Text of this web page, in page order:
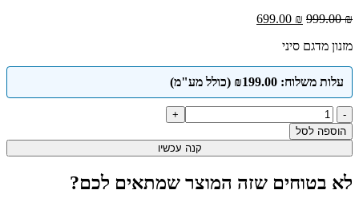
999.00₪
המחיר
היה:
699.00 ₪
המחיר
מזנון מדגם סיני
עלות משלוח: ₪199.00 (כולל מע"מ)
כמות
של
מזנון
דגם
הוספה לסל
קנה עכשיו
לא בטוחים שזה המוצר שמתאים לכם?